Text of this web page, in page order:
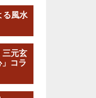
的風水
01
した。
座
る風水
三元玄
コラ